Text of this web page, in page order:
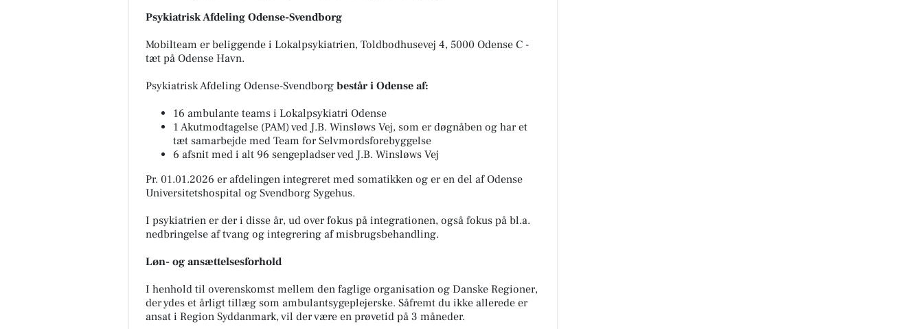
Psykiatrisk Afdeling Odense-Svendborg
Mobilteam er beliggende i Lokalpsykiatrien, Toldbodhusevej 4, 5000 Odense C -
tæt på Odense Havn.
Psykiatrisk Afdeling Odense-Svendborg består i Odense af:
16 ambulante teams i Lokalpsykiatri Odense
1 Akutmodtagelse (PAM) ved J.B. Winsløws Vej, som er døgnåben og har et
tæt samarbejde med Team for Selvmordsforebyggelse
6 afsnit med i alt 96 sengepladser ved J.B. Winsløws Vej
Pr. 01.01.2026 er afdelingen integreret med somatikken og er en del af Odense
Universitetshospital og Svendborg Sygehus.
I psykiatrien er der i disse år, ud over fokus på integrationen, også fokus på bl.a.
nedbringelse af tvang og integrering af misbrugsbehandling.
Løn- og ansættelsesforhold
I henhold til overenskomst mellem den faglige organisation og Danske Regioner,
der ydes et årligt tillæg som ambulantsygeplejerske. Såfremt du ikke allerede er
ansat i Region Syddanmark, vil der være en prøvetid på 3 måneder.